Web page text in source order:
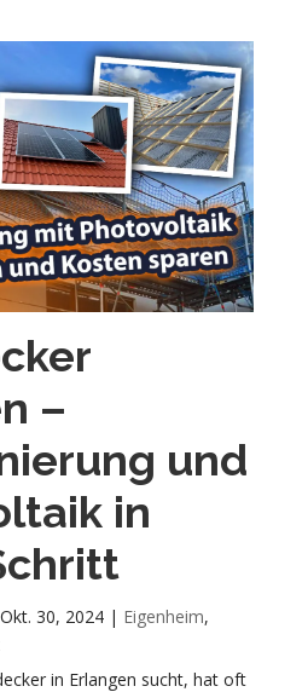
–
und
in
Okt. 30, 2024| Eigenheim,
in Erlangen sucht, hat oft